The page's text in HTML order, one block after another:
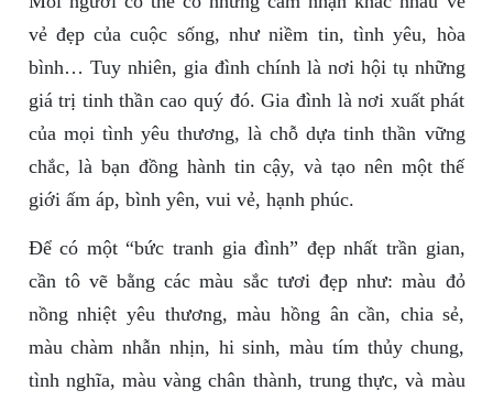
vẻ đẹp của cuộc sống, như niềm tin, tình yêu, hòa
bình… Tuy nhiên, gia đình chính là nơi hội tụ những
giá trị tinh thần cao quý đó. Gia đình là nơi xuất phát
của mọi tình yêu thương, là chỗ dựa tinh thần vững
chắc, là bạn đồng hành tin cậy, và tạo nên một thế
giới ấm áp, bình yên, vui vẻ, hạnh phúc.
Để có một “bức tranh gia đình” đẹp nhất trần gian,
cần tô vẽ bằng các màu sắc tươi đẹp như: màu đỏ
nồng nhiệt yêu thương, màu hồng ân cần, chia sẻ,
màu chàm nhẫn nhịn, hi sinh, màu tím thủy chung,
tình nghĩa, màu vàng chân thành, trung thực, và màu